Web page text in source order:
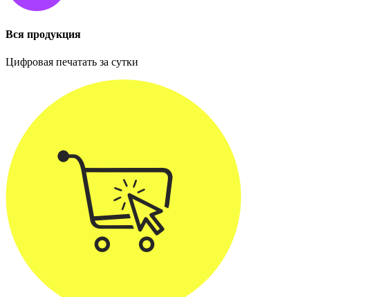
Вся продукция
Цифровая печатать за сутки